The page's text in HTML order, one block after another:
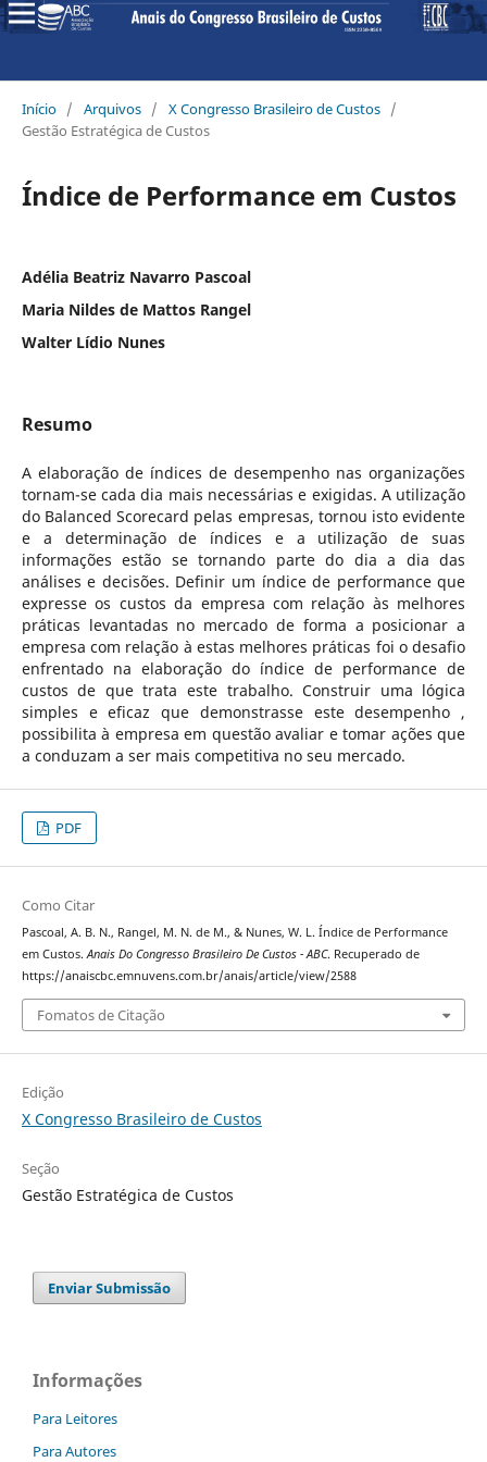
Início / Arquivos / X Congresso Brasileiro de Custos /
Gestão Estratégica de Custos
Índice de Performance em Custos
Adélia Beatriz Navarro Pascoal
Maria Nildes de Mattos Rangel
Walter Lídio Nunes
Resumo
A elaboração de índices de desempenho nas organizações
tornam-se cada dia mais necessárias e exigidas. A utilização
do Balanced Scorecard pelas empresas, tornou isto evidente
e a determinação de índices e a utilização de suas
informações estão se tornando parte do dia a dia das
análises e decisões. Definir um índice de performance que
expresse os custos da empresa com relação às melhores
práticas levantadas no mercado de forma a posicionar a
empresa com relação à estas melhores práticas foi o desafio
enfrentado na elaboração do índice de performance de
custos de que trata este trabalho. Construir uma lógica
simples e eficaz que demonstrasse este desempenho ,
possibilita à empresa em questão avaliar e tomar ações que
a conduzam a ser mais competitiva no seu mercado.
PDF
Como Citar
Pascoal, A. B. N., Rangel, M. N. de M., & Nunes, W. L. Índice de Performance
em Custos.Anais Do Congresso Brasileiro De Custos - ABC. Recuperado de
https://anaiscbc.emnuvens.com.br/anais/article/view/2588
Fomatos de Citação
Edição
X Congresso Brasileiro de Custos
Seção
Gestão Estratégica de Custos
Enviar Submissão
Informações
Para Leitores
Para Autores